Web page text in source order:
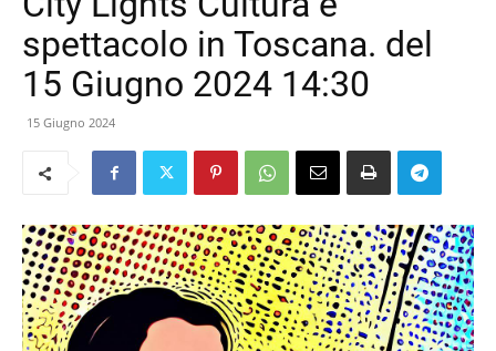
spettacolo in Toscana. del
15 Giugno 2024 14:30
15 Giugno 2024